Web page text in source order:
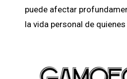
puede afectar
la vida personal de